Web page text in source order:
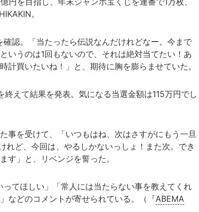
。
確認。「当たったら伝説なんだけれどなー。今まで
いうのは1回もないので、それは絶対当てたい！あ
計買いたいね！」と、期待に胸を膨らませていた。
えて結果を発表。気になる当選金額は115万円でし
事を受けて、「いつもはね、次はさすがにもう一旦
ど、今回は、やるしかないっしょ！また次。でき
す」と、リベンジを誓った。
てほしい」「常人には当たらない事を教えてくれ
などのコメントが寄せられている。（『ABEMA